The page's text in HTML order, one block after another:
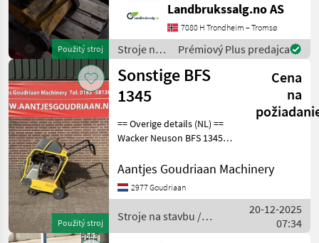
Použitý stroj
Please provide reference
number upon request: 7179
See
en.landbrukssalg.no/7179
for more images
Landbrukssalg.no AS
7080 H Trondheim – Tromsø
Stroje na
stavbu /
Sonstige
Prémiový Plus predajca
Použitý stroj
Sonstige BFS
1345
Cena
na
== Overige details (NL) ==
Wacker Neuson BFS 1345
Honda benzinemotor •
Zaagblad tot Ø 900 mm •
Snijdiepte tot ca. 380 mm •
Aantjes Goudriaan Machinery
2977 Goudriaan
Stroje na stavbu /
Sonstige
20-12-2025
07:34